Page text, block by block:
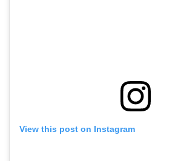
View this post on Instagram